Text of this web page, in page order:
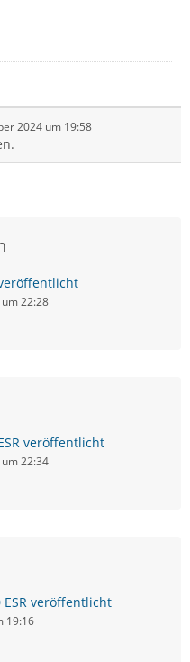
2024 um 19:58
22:28
veröffentlicht
22:34
veröffentlicht
19:16